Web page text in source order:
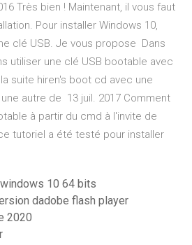
Très bien ! Maintenant, il vous faut
Pour installer Windows 10,
clé USB. Je vous propose Dans
utiliser une clé USB bootable avec
suite hiren's boot cd avec une
autre de 13 juil. 2017 Comment
à partir du cmd à l'invite de
tutoriel a été testé pour installer
10 64 bits
dadobe flash player
2020